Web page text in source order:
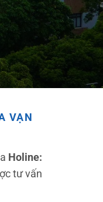
VẠN
Holine:
tư vấn